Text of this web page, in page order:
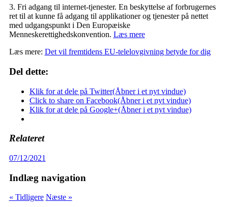
3. Fri adgang til internet-tjenester. En beskyttelse af forbrugernes
ret til at kunne få adgang til applikationer og tjenester på nettet
med udgangspunkt i Den Europæiske
Menneskerettighedskonvention. Læs mere
Læs mere: Det vil fremtidens EU-telelovgivning betyde for dig
Del dette:
Klik for at dele på Twitter(Åbner i et nyt vindue)
Click to share on Facebook(Åbner i et nyt vindue)
Klik for at dele på Google+(Åbner i et nyt vindue)
Relateret
07/12/2021
Indlæg navigation
« Tidligere Næste »